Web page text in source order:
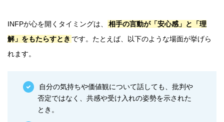
INFPが心を開くタイミングは、
相手の言動が「安心感」と「理
解」をもたらすとき です。たとえば、以下のような場面が挙げら
れます。
自分の気持ちや価値観について話しても、批判や
否定ではなく、共感や受け入れの姿勢を示された
とき。